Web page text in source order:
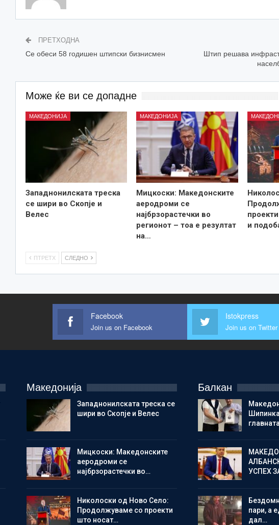
ПРЕТХОДНА
Се обеси 58 годишен штипски бизнисмен
Штип решава
Може ќе ви се допадне
МАКЕДОНИЈА
Западнонилската треска
се шири во Скопје и
Велес
МАКЕДОНИЈА
Мицкоски: Македонските
аеродроми се
најбрзорастечки во
регионот – тоа е резултат
на…
и
ПТРЕТХ СЛЕДНО
Facebook
Join us on Facebook
Istokpress
Join us on Twitter
Македонија
Западнонилската треска се
шири во Скопје и Велес
Мицкоски: Македонските
аеродроми се
најбрзорастечки во…
Николоски од Ново Село:
Продолжуваме со проекти
што носат…
Балкан
УСПЕХ
пари, а
дал…